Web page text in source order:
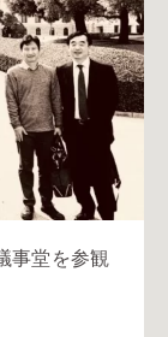
事堂を参観